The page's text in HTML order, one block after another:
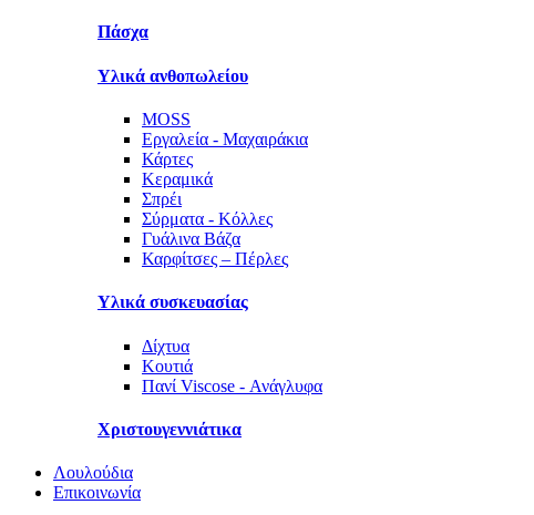
Πάσχα
Υλικά ανθοπωλείου
MOSS
Εργαλεία - Μαχαιράκια
Κάρτες
Κεραμικά
Σπρέι
Σύρματα - Κόλλες
Γυάλινα Βάζα
Καρφίτσες – Πέρλες
Υλικά συσκευασίας
Δίχτυα
Κουτιά
Πανί Viscose - Ανάγλυφα
Χριστουγεννιάτικα
Λουλούδια
Επικοινωνία